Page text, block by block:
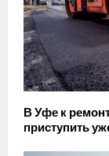
В Уфе к
приступить